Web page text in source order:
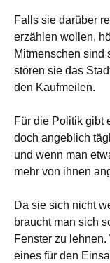
Falls sie darüber
erzählen wollen,
Mitmenschen sind
stören sie das
den Kaufmeilen.
Für die Politik gibt
doch angeblich
und wenn man
mehr von ihnen
Da sie sich nicht
braucht man sich
Fenster zu
eines für den